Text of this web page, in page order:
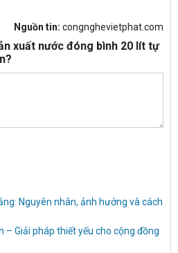
Nguồn tin: congnghevietphat.com
xuất nước đóng bình 20 lít tự
Nguyên nhân, ảnh hưởng và cách
– Giải pháp thiết yếu cho cộng đồng